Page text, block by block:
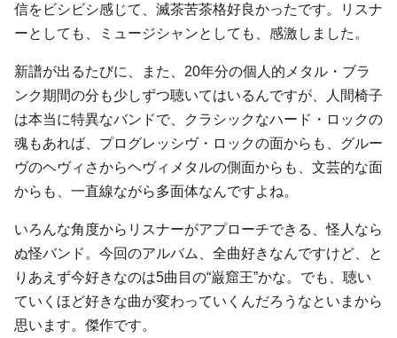
信をビシビシ感じて、滅茶苦茶格好良かったです。リスナ
ーとしても、ミュージシャンとしても、感激しました。
新譜が出るたびに、また、20年分の個人的メタル・ブラ
ンク期間の分も少しずつ聴いてはいるんですが、人間椅子
は本当に特異なバンドで、クラシックなハード・ロックの
魂もあれば、プログレッシヴ・ロックの面からも、グルー
ヴのヘヴィさからヘヴィメタルの側面からも、文芸的な面
からも、一直線ながら多面体なんですよね。
いろんな角度からリスナーがアプローチできる、怪人なら
ぬ怪バンド。今回のアルバム、全曲好きなんですけど、と
りあえず今好きなのは5曲目の“巌窟王”かな。でも、聴い
ていくほど好きな曲が変わっていくんだろうなといまから
思います。傑作です。